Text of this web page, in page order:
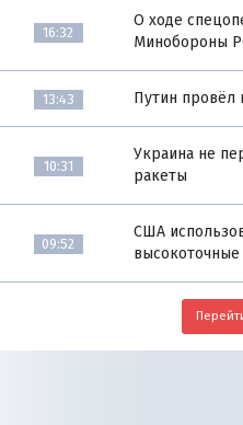
16:32
О ходе
Минобороны
13:43 Путин провёл
10:31
Украина не
ракеты
09:52
США